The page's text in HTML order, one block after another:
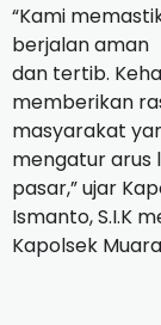
“Kami
berjalan aman
dan tertib.
memberikan
masyarakat
mengatur arus
pasar,” ujar
Ismanto, S.I.K
Kapolsek